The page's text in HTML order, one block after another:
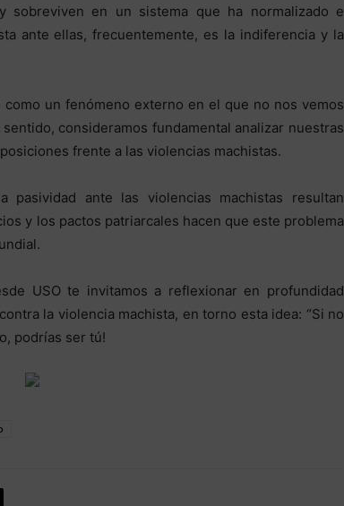
sobreviven en un sistema que ha normalizado e
ante ellas, frecuentemente, es la indiferencia y la
un fenómeno externo en el que no nos vemos
consideramos fundamental analizar nuestras
frente a las violencias machistas.
ante las violencias machistas resultan
y los pactos patriarcales hacen que este problema
USO te invitamos a reflexionar en profundidad
la violencia machista, en torno esta idea: “Si no
podrías ser tú!